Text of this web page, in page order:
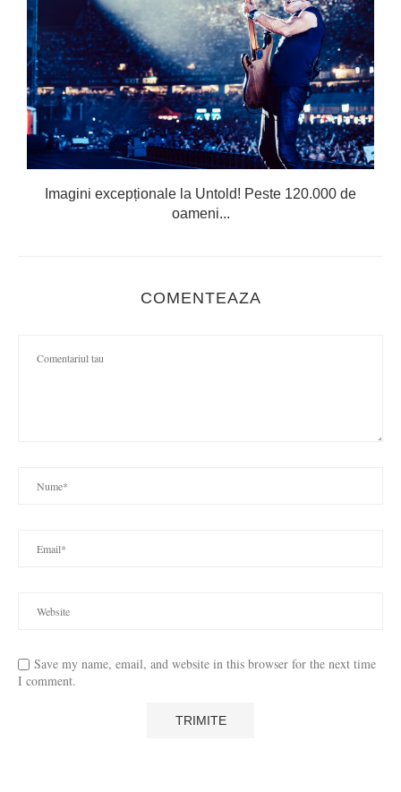
Imagini excepționale la Untold! Peste 120.000 de
oameni...
COMENTEAZA
Save my name, email, and website in this browser for the next time
I comment.